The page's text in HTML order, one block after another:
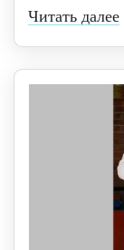
Читать далее